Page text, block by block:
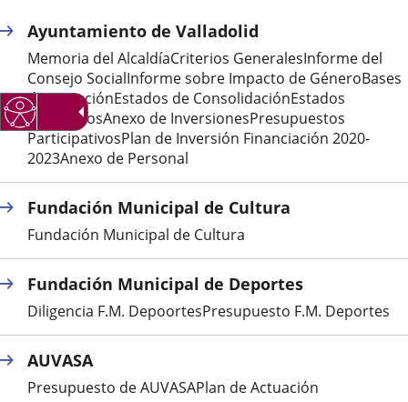
una
aplicación
externa.
aplicación
externa.
Ayuntamiento de Valladolid
Memoria del AlcaldíaCriterios GeneralesInforme del
Consejo SocialInforme sobre Impacto de GéneroBases
de EjecuciónEstados de ConsolidaciónEstados
NuméricosAnexo de InversionesPresupuestos
ParticipativosPlan de Inversión Financiación 2020-
2023Anexo de Personal
Fundación Municipal de Cultura
Fundación Municipal de Cultura
Fundación Municipal de Deportes
Diligencia F.M. DepoortesPresupuesto F.M. Deportes
AUVASA
Presupuesto de AUVASAPlan de Actuación